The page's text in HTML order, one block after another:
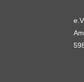
e.V.